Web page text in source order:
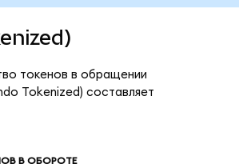
токенов в обращении
Tokenized) составляет
В ОБОРОТЕ